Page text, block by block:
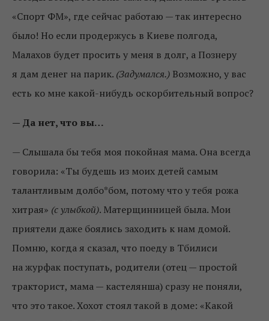
«Спорт ФМ», где сейчас работаю — так интересно
было! Но если продержусь в Киеве полгода,
Малахов будет просить у меня в долг, а Познеру
я дам денег на парик. (Задумался.) Возможно, у вас
есть ко мне какой-нибудь оскорбительный вопрос?
— Да нет, что вы…
— Слышала бы тебя моя покойная мама. Она всегда
говорила: «Ты будешь из моих детей самым
талантливым долбо*бом, потому что у тебя рожа
хитрая» (с улыбкой). Матерщинницей была. Мои
приятели даже боялись заходить к нам домой.
Помню, когда я сказал, что поеду в Тбилиси
на журфак поступать, родители (отец — простой
тракторист, мама — кастелянша) сразу не поняли,
что это такое. Хохот стоял такой в доме: «Какой